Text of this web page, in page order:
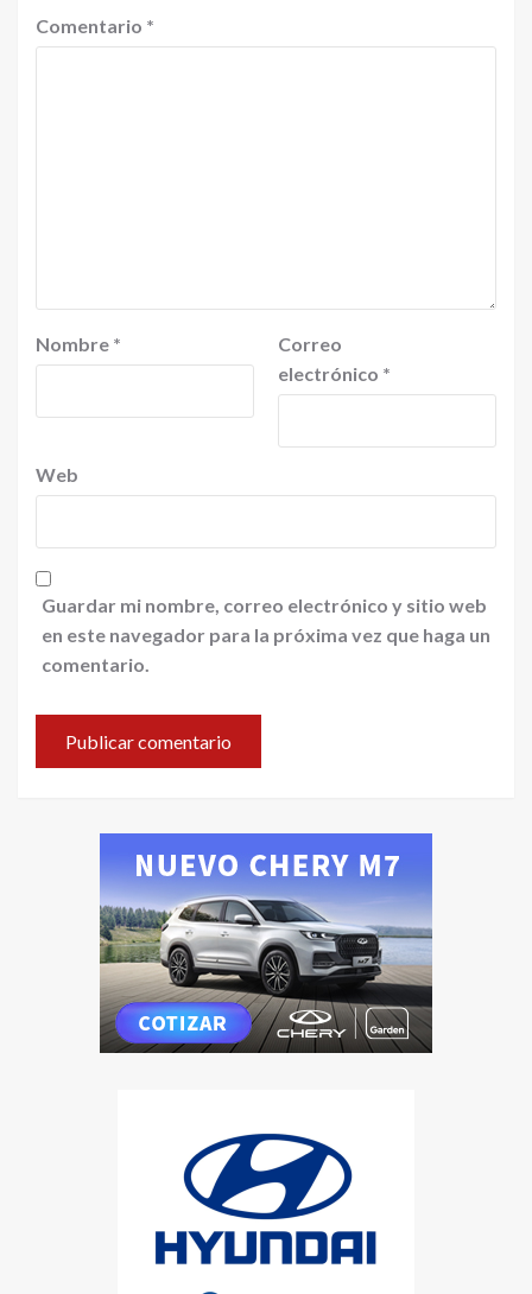
Comentario *
Nombre *
Correo
electrónico *
Web
Guardar mi nombre, correo electrónico y sitio web
en este navegador para la próxima vez que haga un
comentario.